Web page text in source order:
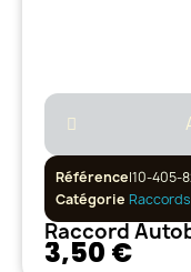
RéférenceI10-405-
Catégorie
Raccord
3,50 €